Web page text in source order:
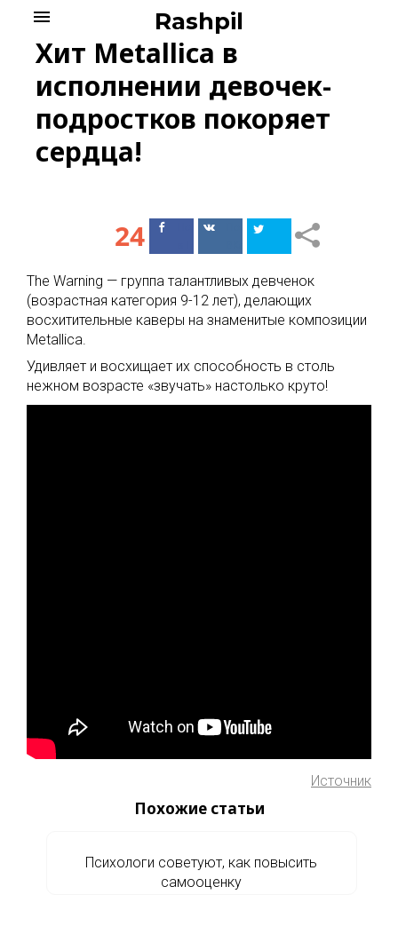
content
Rashpil
menu
Хит Metallica в
исполнении девочек-
подростков покоряет
сердца!
24
ПоделитьсяПоделиться
The Warning — группа талантливых девченок
(возрастная категория 9-12 лет), делающих
восхитительные каверы на знаменитые композиции
Metallica.
Удивляет и восхищает их способность в столь
нежном возрасте «звучать» настолько круто!
Источник
Похожие статьи
Психологи советуют, как повысить
самооценку